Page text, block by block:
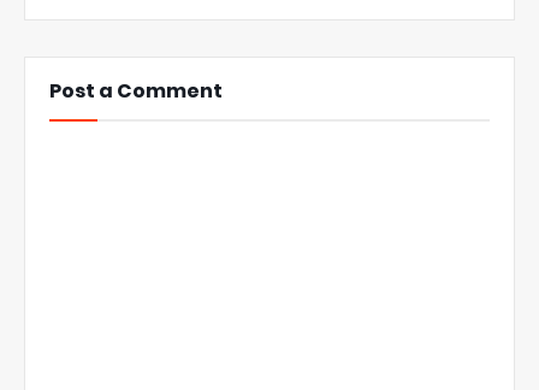
Post a Comment